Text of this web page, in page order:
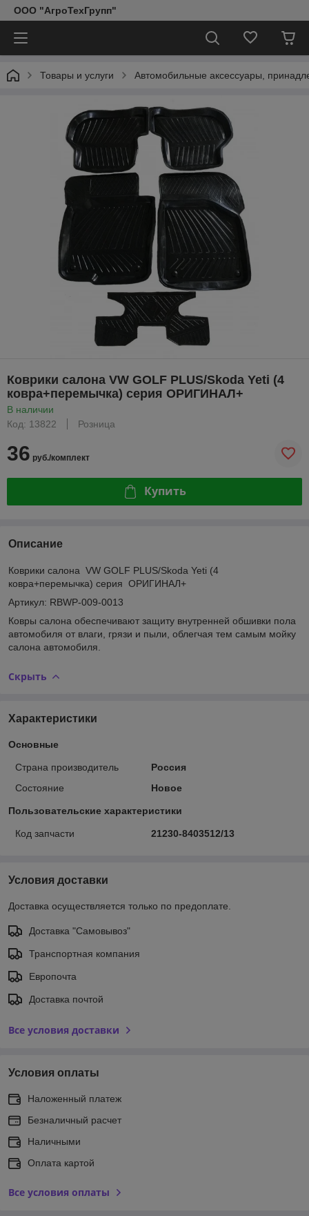
ООО "АгроТехГрупп"
Товары и услуги Автомобильные аксессуары,
Коврики салона VW GOLF PLUS/Skoda Yeti (4
ковра+перемычка) серия ОРИГИНАЛ+
В наличии
Код: 13822
Розница
36 руб./комплект
Купить
Описание
Коврики салона VW GOLF PLUS/Skoda Yeti (4
ковра+перемычка) серия ОРИГИНАЛ+
Артикул: RBWP-009-0013
Ковры салона обеспечивают защиту внутренней обшивки пола
автомобиля от влаги, грязи и пыли, облегчая тем самым мойку
салона автомобиля.
Скрыть
Характеристики
Основные
Страна производитель
Россия
Состояние
Новое
Пользовательские характеристики
Код запчасти 21230-8403512/13
Условия доставки
Доставка осуществляется только по предоплате.
Доставка "Самовывоз"
Транспортная компания
Европочта
Доставка почтой
Все условия доставки
Условия оплаты
Наложенный платеж
Безналичный расчет
Наличными
Оплата картой
Все условия оплаты